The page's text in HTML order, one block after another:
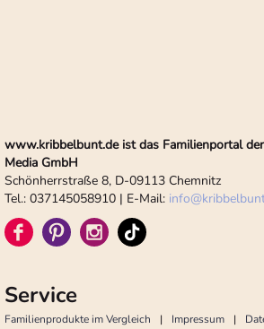
www.kribbelbunt.de ist das Familienportal
Media GmbH
Schönherrstraße 8, D-09113 Chemnitz
Tel.: 037145058910 | E-Mail: info@
Service
Familienprodukte im Vergleich Impressum